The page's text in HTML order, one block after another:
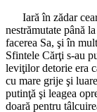
Iară în zădar
nestrămutate până
facerea Sa, şi în
Sfintele Cărţi s-au
leviţilor detorie era
cu mare grije şi
putinţă şi leagea
doară pentru